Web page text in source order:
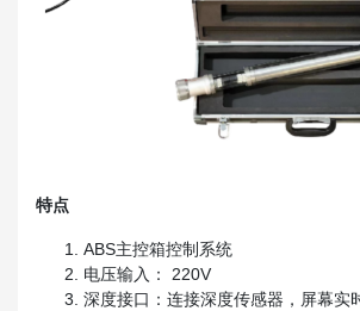
特点
ABS主控箱控制系统
电压输入： 220V
深度接口：连接深度传感器，屏幕实